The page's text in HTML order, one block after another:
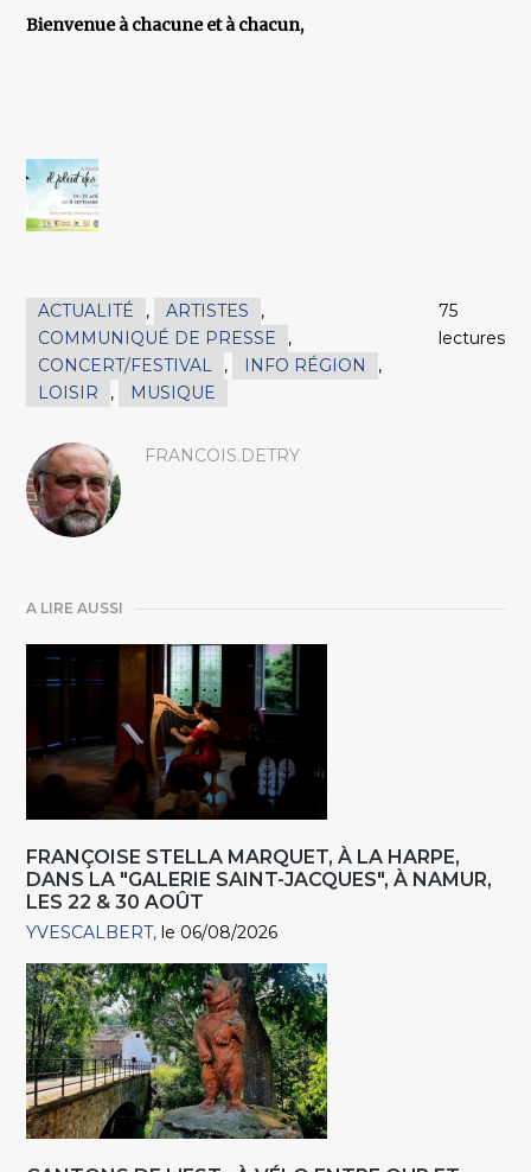
Bienvenue à chacune et à chacun,
ACTUALITÉ , ARTISTES
,
COMMUNIQUÉ DE PRESSE
,
CONCERT/FESTIVAL
, INFO RÉGION
,
LOISIR
, MUSIQUE
75
lectures
FRANCOIS.DETRY
A LIRE AUSSI
FRANÇOISE STELLA MARQUET, À LA HARPE,
DANS LA "GALERIE SAINT-JACQUES", À NAMUR,
LES 22 & 30 AOÛT
YVESCALBERT le 06/08/2026